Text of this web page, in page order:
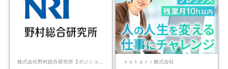
ｎｏｔａｒｉ株式会社